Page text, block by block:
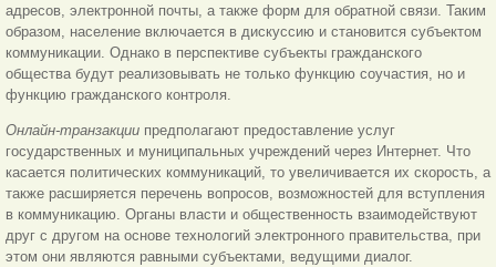
адресов, электронной почты, а также форм для обратной связи. Таким
образом, население включается в дискуссию и становится субъектом
коммуникации. Однако в перспективе субъекты гражданского
общества будут реализовывать не только функцию соучастия, но и
функцию гражданского контроля.
Онлайн-транзакции предполагают предоставление услуг
государственных и муниципальных учреждений через Интернет. Что
касается политических коммуникаций, то увеличивается их скорость, а
также расширяется перечень вопросов, возможностей для вступления
в коммуникацию. Органы власти и общественность взаимодействуют
друг с другом на основе технологий электронного правительства, при
этом они являются равными субъектами, ведущими диалог.